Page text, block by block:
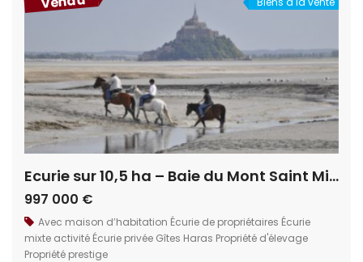
Ecurie sur 10,5 ha – Baie du Mont Saint Michel
997 000 €
Avec maison d’habitation Écurie de propriétaires Écurie
mixte activité Écurie privée Gîtes Haras Propriété d'élevage
Propriété prestige